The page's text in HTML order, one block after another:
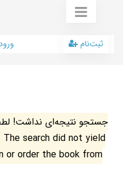
ورود ثبت‌نام
جستجو نتیجه‌ای نداشت!
or order the book from